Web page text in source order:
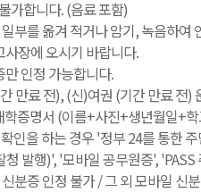
가합니다. (음료 포함)
부를 옮겨 적거나 암기, 녹음하
장에 오시기 바랍니다.
인정 가능합니다.
만료 전), (신)여권 (기간 만료 전
증명서 (이름+사진+생년월일+
인을 하는 경우 '정부 24를 통한
발행)', '모바일 공무원증',
분증 인정 불가 / 그 외 모바일 신